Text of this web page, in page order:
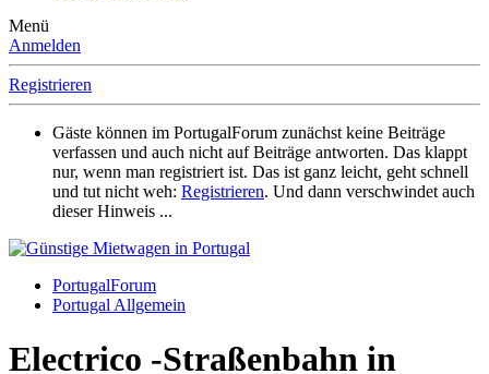
Menü
Anmelden
Registrieren
Gäste können im PortugalForum zunächst keine Beiträge
verfassen und auch nicht auf Beiträge antworten. Das klappt
nur, wenn man registriert ist. Das ist ganz leicht, geht schnell
und tut nicht weh: Registrieren. Und dann verschwindet auch
dieser Hinweis ...
PortugalForum
Portugal Allgemein
Electrico -Straßenbahn in